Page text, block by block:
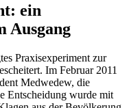
ein
Ausgang
Praxisexperiment zur
Im Februar 2011
Medwedew, die
Entscheidung wurde mit